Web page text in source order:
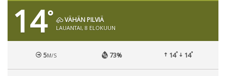
14° VÄHÄN PILVIÄ
LAUANTAI, 8 ELOKUUN
5M/S 73% 14° 14°